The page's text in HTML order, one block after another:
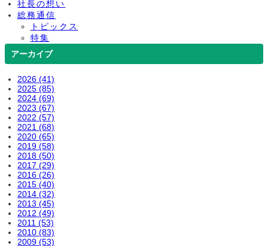
社長の想い
総務通信
トピックス
特集
アーカイブ
2026 (41)
2025 (85)
2024 (69)
2023 (67)
2022 (57)
2021 (68)
2020 (65)
2019 (58)
2018 (50)
2017 (29)
2016 (26)
2015 (40)
2014 (32)
2013 (45)
2012 (49)
2011 (53)
2010 (83)
2009 (53)